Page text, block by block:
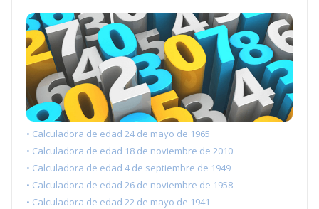
• Calculadora de edad 24 de mayo de 1965
• Calculadora de edad 18 de noviembre de 2010
• Calculadora de edad 4 de septiembre de 1949
• Calculadora de edad 26 de noviembre de 1958
• Calculadora de edad 22 de mayo de 1941